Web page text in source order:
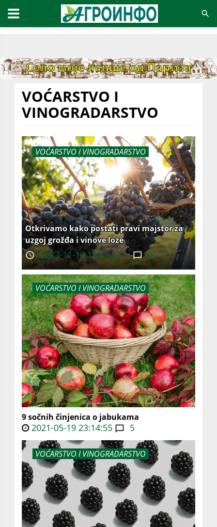
VOĆARSTVO I
VINOGRADARSTVO
VOĆARSTVO I VINOGRADARSTVO
Otkrivamo kako postati pravi majstor za
uzgoj grožđa i vinove loze
2023-11-13 19:45:37 0
VOĆARSTVO I VINOGRADARSTVO
9 sočnih činjenica o jabukama
2021-05-19 23:14:55 5
VOĆARSTVO I VINOGRADARSTVO